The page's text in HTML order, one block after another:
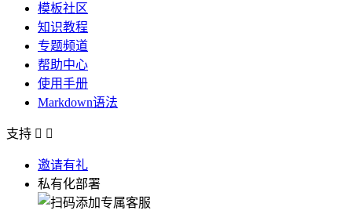
模板社区
知识教程
专题频道
帮助中心
使用手册
Markdown语法
支持  
邀请有礼
私有化部署